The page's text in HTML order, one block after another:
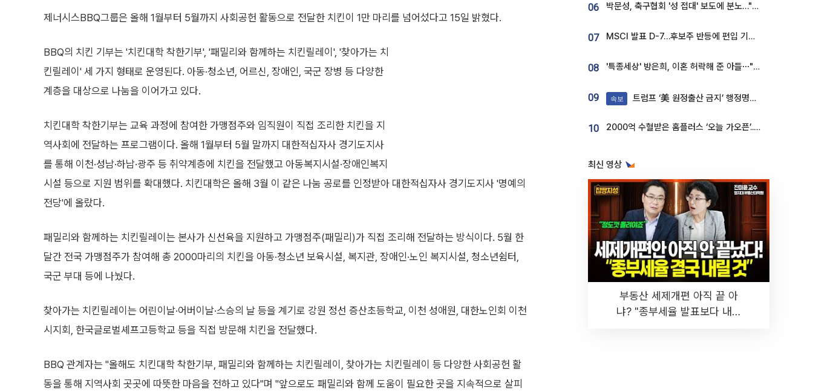
제너시스BBQ그룹은 올해 1월부터 5월까지 사회공헌 활동으로 전달한 치킨이 1만 마리를 넘어섰다고 15일 밝혔다.
BBQ의 치킨 기부는 '치킨대학 착한기부', '패밀리와 함께하는 치킨릴레이', '찾아가는 치
킨릴레이' 세 가지 형태로 운영된다. 아동·청소년, 어르신, 장애인, 국군 장병 등 다양한
계층을 대상으로 나눔을 이어가고 있다.
치킨대학 착한기부는 교육 과정에 참여한 가맹점주와 임직원이 직접 조리한 치킨을 지
역사회에 전달하는 프로그램이다. 올해 1월부터 5월 말까지 대한적십자사 경기도지사
를 통해 이천·성남·하남·광주 등 취약계층에 치킨을 전달했고 아동복지시설·장애인복지
시설 등으로 지원 범위를 확대했다. 치킨대학은 올해 3월 이 같은 나눔 공로를 인정받아 대한적십자사 경기도지사 '명예의
전당'에 올랐다.
패밀리와 함께하는 치킨릴레이는 본사가 신선육을 지원하고 가맹점주(패밀리)가 직접 조리해 전달하는 방식이다. 5월 한
달간 전국 가맹점주가 참여해 총 2000마리의 치킨을 아동·청소년 보육시설, 복지관, 장애인·노인 복지시설, 청소년쉼터,
국군 부대 등에 나눴다.
찾아가는 치킨릴레이는 어린이날·어버이날·스승의 날 등을 계기로 강원 정선 증산초등학교, 이천 성애원, 대한노인회 이천
시지회, 한국글로벌셰프고등학교 등을 직접 방문해 치킨을 전달했다.
BBQ 관계자는 "올해도 치킨대학 착한기부, 패밀리와 함께하는 치킨릴레이, 찾아가는 치킨릴레이 등 다양한 사회공헌 활
동을 통해 지역사회 곳곳에 따뜻한 마음을 전하고 있다"며 "앞으로도 패밀리와 함께 도움이 필요한 곳을 지속적으로 살피
06 박문성, 축구협회 '성 접대' 보도에 분노…"다 말아먹으려고 작정했나"
07 MSCI 발표 D-7…후보주 반등에 편입 기대 재점화
08 '특종세상' 방은희, 이혼 허락해 준 아들⋯"너무 잘 커줬다" 오열
09 속보 트럼프 ‘美 원정출산 금지’ 행정명령 서명
10 2000억 수혈받은 홈플러스 ‘오늘 가오픈’...13일 정식 개장 시험대
최신 영상
부동산 세제개편 아직 끝 아
냐? "종부세율 발표보다 내릴